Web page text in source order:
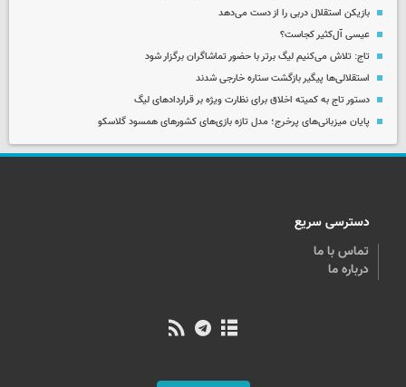
بازیکن استقلال دربی را از دست می‌دهد
عیسی آل‌کثیر کجاست؟
تاج: تلاش می‌کنیم لیگ برتر با حضور تماشاگران برگزار شود
استقلالی‌ها پیگیر بازگشت ستاره خارجی شدند
دستور تاج به کمیته اخلاق برای نظارت ویژه بر قراردادهای لیگ
پایان میزبانی‌های پرخرج؛ مدل تازه بازی‌های کشورهای همسود گلاسکو
دسترسی سریع
تماس با ما
درباره ما